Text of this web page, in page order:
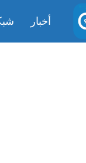
أخبار